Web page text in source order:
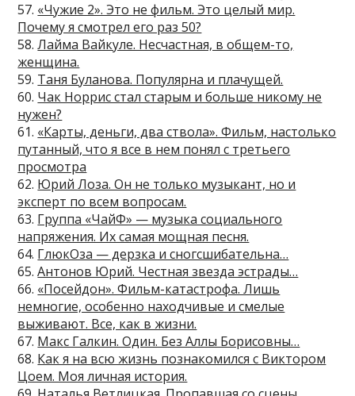
57. «Чужие 2». Это не фильм. Это целый мир.
Почему я смотрел его раз 50?
58.Лайма Вайкуле. Несчастная, в общем-то,
женщина.
59. Таня Буланова. Популярна и плачущей.
60. Чак Норрис стал старым и больше никому не
нужен?
61. «Карты, деньги, два ствола». Фильм, настолько
путанный, что я все в нем понял с третьего
просмотра
62. Юрий Лоза. Он не только музыкант, но и
эксперт по всем вопросам.
63. Группа «ЧайФ» — музыка социального
напряжения. Их самая мощная песня.
64. ГлюкОза — дерзка и сногсшибательна…
65.Антонов Юрий. Честная звезда эстрады…
66. «Посейдон». Фильм-катастрофа. Лишь
немногие, особенно находчивые и смелые
выживают. Все, как в жизни.
67. Макс Галкин. Один. Без Аллы Борисовны…
68. Как я на всю жизнь познакомился с Виктором
Цоем. Моя личная история.